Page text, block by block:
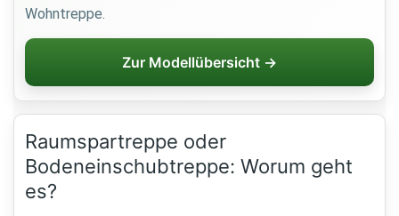
Wohntreppe.
Zur Modellübersicht →
Raumspartreppe oder
Bodeneinschubtreppe: Worum geht
es?